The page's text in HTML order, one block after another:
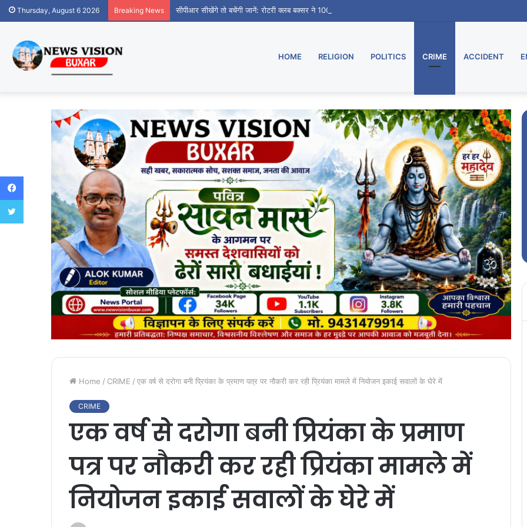
Thursday, August 6 2026 Breaking News सीपीआर सीखेंगे तो बचेंगी जानें: रोटरी क्लब बक्सर ने 100 से अधिक विद्यार्थियों को दिया जीवन रक्षक प्रशिक्षण
HOME RELIGION POLITICS CRIME ACCIDENT
Home / CRIME / एक वर्ष से दरोगा बनी प्रियंका के प्रमाण पत्र पर नौकरी कर रही प्रियंका मामले में नियोजन इकाई सवालों के घेरे में
CRIME
एक वर्ष से दरोगा बनी प्रियंका के प्रमाण
पत्र पर नौकरी कर रही प्रियंका मामले में
नियोजन इकाई सवालों के घेरे में
Facebook